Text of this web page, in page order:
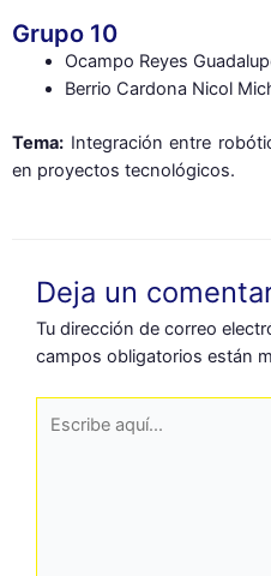
Grupo 10
Ocampo Reyes
Berrio Cardona Nicol
Tema: Integración entre
en proyectos tecnológicos.
Deja un
Tu dirección de correo
campos obligatorios están